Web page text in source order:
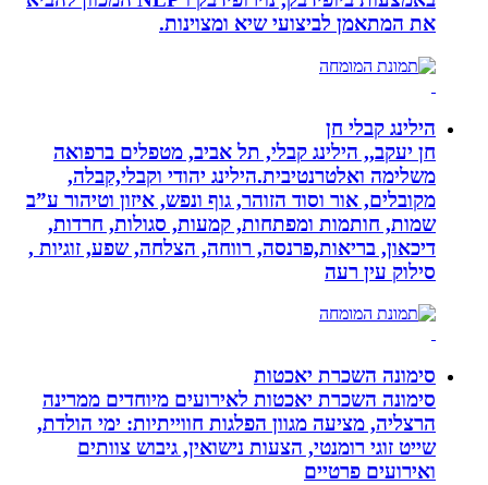
את המתאמן לביצועי שיא ומצוינות.
הילינג קבלי חן
חן יעקב,, הילינג קבלי, תל אביב, מטפלים ברפואה
משלימה ואלטרנטיבית.הילינג יהודי וקבלי,קבלה,
מקובלים, אור וסוד הזוהר, גוף ונפש, איזון וטיהור ע”ב
שמות, חותמות ומפתחות, קמעות, סגולות, חרדות,
דיכאון, בריאות,פרנסה, רווחה, הצלחה, שפע, זוגיות ,
סילוק עין רעה
סימונה השכרת יאכטות
סימונה השכרת יאכטות לאירועים מיוחדים ממרינה
הרצליה, מציעה מגוון הפלגות חווייתיות: ימי הולדת,
שייט זוגי רומנטי, הצעות נישואין, גיבוש צוותים
ואירועים פרטיים